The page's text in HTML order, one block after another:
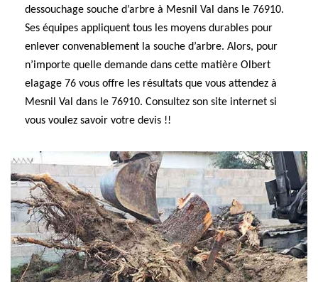
dessouchage souche d’arbre à Mesnil Val dans le 76910.
Ses équipes appliquent tous les moyens durables pour
enlever convenablement la souche d’arbre. Alors, pour
n’importe quelle demande dans cette matière Olbert
elagage 76 vous offre les résultats que vous attendez à
Mesnil Val dans le 76910. Consultez son site internet si
vous voulez savoir votre devis !!